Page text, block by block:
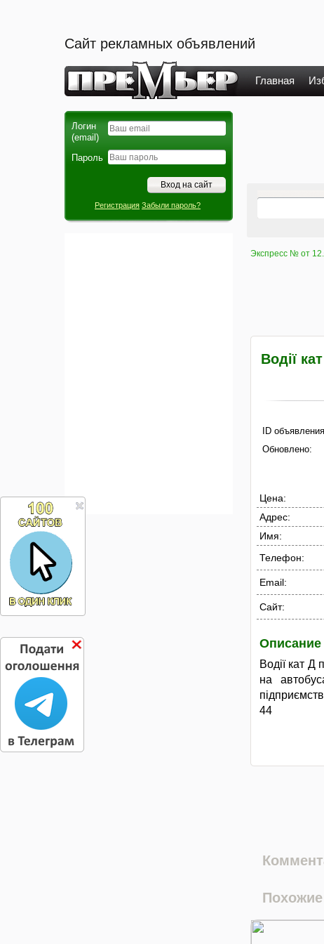
Сайт рекламных объявлений
Главная
Логин
(email)
Пароль
Регистрация Забыли пароль?
Экспресс № от
Водії
ID
Обновлено:
Цена:
Адрес:
Имя:
Телефон:
Email:
Сайт:
Описание
Водії кат Д
на
44